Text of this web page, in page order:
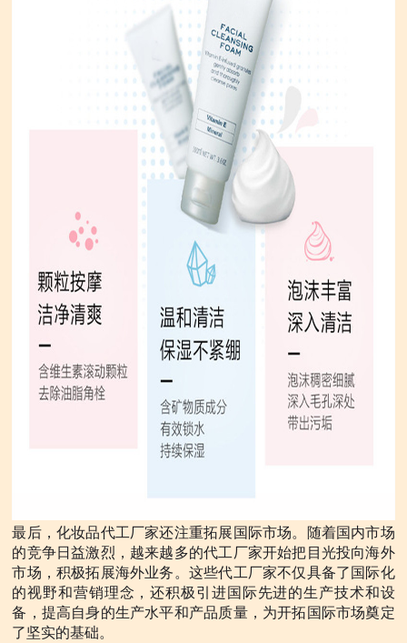
最后，化妆品代工厂家还注重拓展国际市场。随着国内市场
的竞争日益激烈，越来越多的代工厂家开始把目光投向海外
市场，积极拓展海外业务。这些代工厂家不仅具备了国际化
的视野和营销理念，还积极引进国际先进的生产技术和设
备，提高自身的生产水平和产品质量，为开拓国际市场奠定
了坚实的基础。